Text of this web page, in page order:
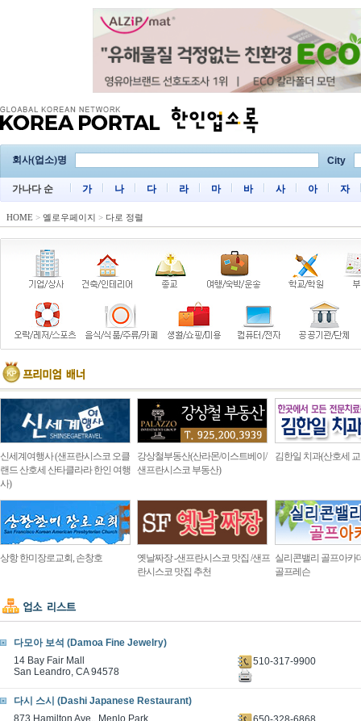
회사(업소)명 City
가나다 순 가 나 다 라 마 바 사 아 자
HOME > 옐로우페이지 > 다로 정렬
신세계여행사 (샌프란시스코 오클
랜드 산호세 산타클라라 한인 여행
사)
강상철부동산(산라몬/이스트베이/
샌프란시스코 부동산)
김한일 치과(산호세
상항 한미장로교회, 손창호
옛날짜장 -샌프란시스코 맛집 /샌프
란시스코 맛집 추천
실리콘밸리 골프아카
골프레슨
다모아 보석 (Damoa Fine Jewelry)
14 Bay Fair Mall
San Leandro, CA 94578
510-317-9900
다시 스시 (Dashi Japanese Restaurant)
873 Hamilton Ave., Menlo Park